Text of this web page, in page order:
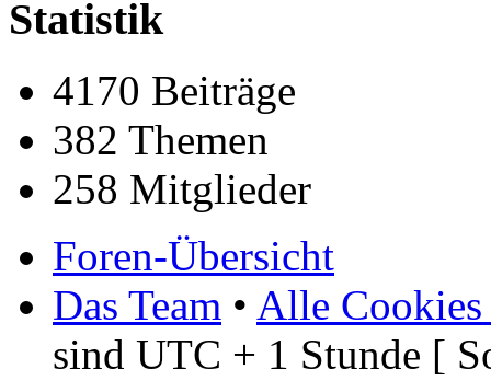
Statistik
4170 Beiträge
382 Themen
258 Mitglieder
Foren-Übersicht
Das Team • Alle Cookies
sind UTC + 1 Stunde [